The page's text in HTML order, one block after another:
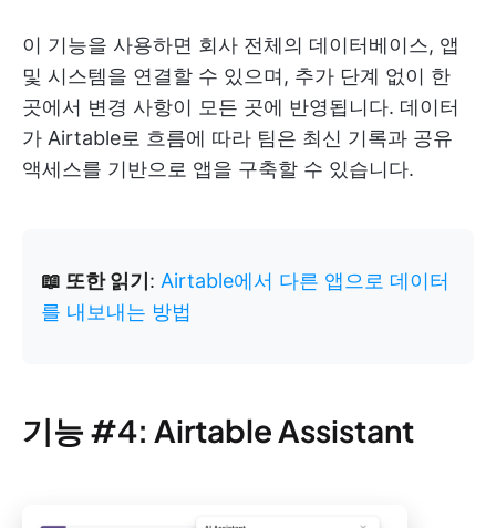
이 기능을 사용하면 회사 전체의 데이터베이스, 앱
및 시스템을 연결할 수 있으며, 추가 단계 없이 한
곳에서 변경 사항이 모든 곳에 반영됩니다. 데이터
가 Airtable로 흐름에 따라 팀은 최신 기록과 공유
액세스를 기반으로 앱을 구축할 수 있습니다.
📖 또한 읽기 : Airtable에서 다른 앱으로 데이터
를 내보내는 방법
기능 #4: Airtable Assistant